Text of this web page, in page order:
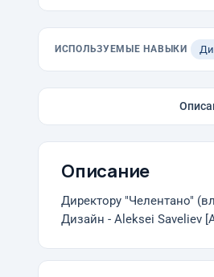
ИСПОЛЬЗУЕМЫЕ НАВЫКИ
Описание
Директору "Челентано"
Дизайн - Aleksei Saveliev